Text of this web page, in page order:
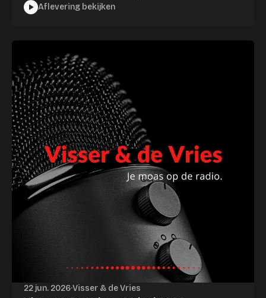
Aflevering bekijken
22 jun. 2026·Visser & de Vries